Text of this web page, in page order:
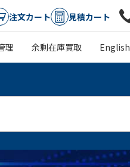
注文カート 見積カート
理 余剰在庫買取 English